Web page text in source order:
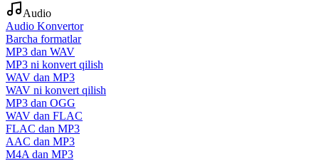
Audio
Audio Konvertor
Barcha formatlar
MP3 dan WAV
MP3 ni konvert qilish
WAV dan MP3
WAV ni konvert qilish
MP3 dan OGG
WAV dan FLAC
FLAC dan MP3
AAC dan MP3
M4A dan MP3